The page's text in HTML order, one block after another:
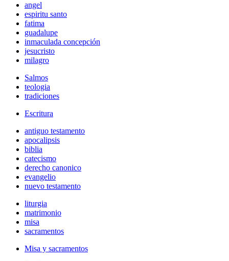
angel
espiritu santo
fatima
guadalupe
inmaculada concepción
jesucristo
milagro
Salmos
teologia
tradiciones
Escritura
antiguo testamento
apocalipsis
biblia
catecismo
derecho canonico
evangelio
nuevo testamento
liturgia
matrimonio
misa
sacramentos
Misa y sacramentos